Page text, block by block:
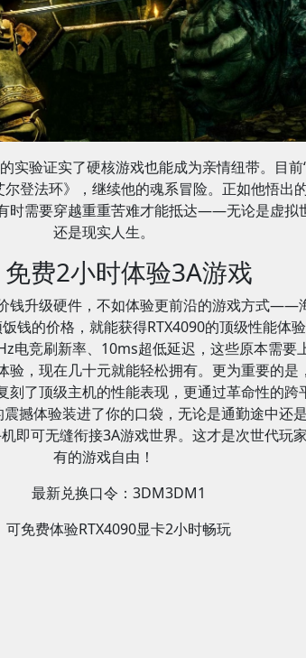
实验证实了硬核游戏也能成为亲情纽带。目前
尔登法环》，继续他的魂系冒险。正如他悟出
时需要穿越重重苦难才能抵达——无论是虚拟
还是现实人生。
免费2小时体验3A游戏
钱升级硬件，不如体验更前沿的游戏方式——
钱的价格，就能获得RTX4090的顶级性能体
电竞刷新率、10ms超低延迟，这些原本需要
验，现在几十元就能轻松拥有。更为重要的是
刻了顶级主机的性能表现，更通过革命性的跨
撼体验装进了你的口袋，无论是通勤途中还
即可无缝衔接3A游戏世界。这才是次世代玩
有的游戏自由！
最新兑换口令：3DM3DM1
可免费体验RTX4090显卡2小时畅玩